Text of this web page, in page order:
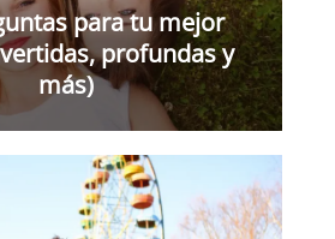
para tu mejor
profundas y
más)